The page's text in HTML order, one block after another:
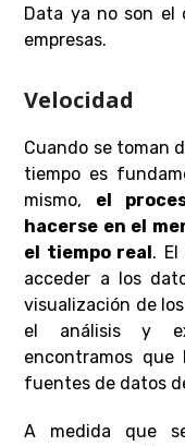
Data ya no son el
empresas.
Velocidad
Cuando se toman
tiempo es
mismo, el
hacerse en el
el tiempo real . El
acceder a los
visualización de
el análisis y
encontramos
fuentes de datos
A medida que